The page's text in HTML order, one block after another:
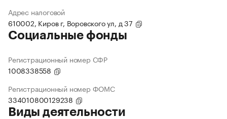
Адрес налоговой
610002, Киров г, Воровского ул, д 37
Социальные фонды
Регистрационный номер СФР
1008338558
Регистрационный номер ФОМС
334010800129238
Виды деятельности